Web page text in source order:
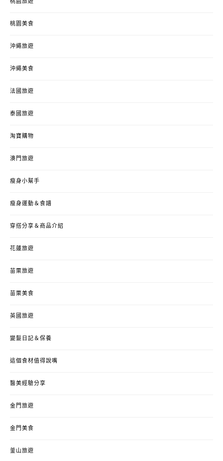
桃園旅遊
桃園美食
沖繩旅遊
沖繩美食
法國旅遊
泰國旅遊
淘寶購物
澳門旅遊
瘦身小幫手
瘦身運動＆食譜
穿搭分享＆商品介紹
花蓮旅遊
苗栗旅遊
苗栗美食
英國旅遊
變髮日記＆保養
這個食材值得說嘴
醫美經驗分享
金門旅遊
金門美食
釜山旅遊